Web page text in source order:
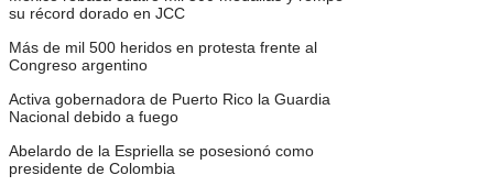
su récord dorado en JCC
Más de mil 500 heridos en protesta frente al
Congreso argentino
Activa gobernadora de Puerto Rico la Guardia
Nacional debido a fuego
Abelardo de la Espriella se posesionó como
presidente de Colombia